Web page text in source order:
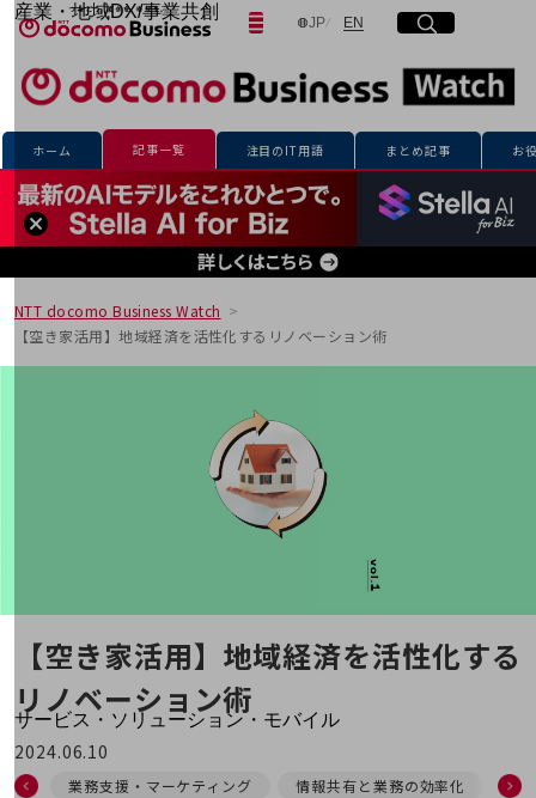
産業・地域DX/事業共創
OPEN HUB for Plural Futures
自律・分散・協調型社会の実現を目指し、
「社会可能性」を探究・実装する事業共創エコシステムです。
OPEN HUB for Plural Futuresとは
イベント/ウェビナー
記事コンテンツ
プレイヤー(カタリスト/パートナー企業)
事例
Smart World
産業・地域DXプラットフォーマーとして
企業と地域が持続成長する社会を目指します
Smart City
Smart Education
Smart Healthcare
地域社会を支える皆さまと地域課題の解決や
地域経済のさらなる活性化に取り組みます
別ウィンドウで開きます
サービス・ソリューション・モバイル
サービス・ソリューションTOP
DXに関する課題を解決する
JP日本語
ENEnglish
サイト内検索
開く
メニュー
開く
フリーワードを入力して探す
フリーワードでNTTドコモビジネスの
検索する
ホーム 記事一覧 注目のIT用語 まとめ記事 お
NTT docomo Business Watch
【空き家活用】地域経済を活性化するリノベーション術
【空き家活用】 地域経済を活性化する
リノベーション術
2024.06.10
業務支援・マーケティング 情報共有と業務の効率化 地